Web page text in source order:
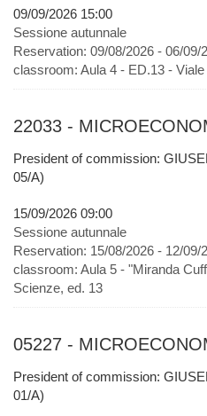
09/09/2026 15:00
Sessione autunnale
Reservation: 09/08/2026 - 06/09/
classroom: Aula 4 - ED.13 -
22033 -
President of commission:
05/A)
15/09/2026 09:00
Sessione autunnale
Reservation: 15/08/2026 - 12/09/
classroom: Aula 5 - "Miranda
Scienze, ed. 13
05227 -
President of commission:
01/A)